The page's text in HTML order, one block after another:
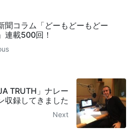
聞コラム「どーもどーもどー
連載500回！
TRUTH」ナレー
収録してきました
Next